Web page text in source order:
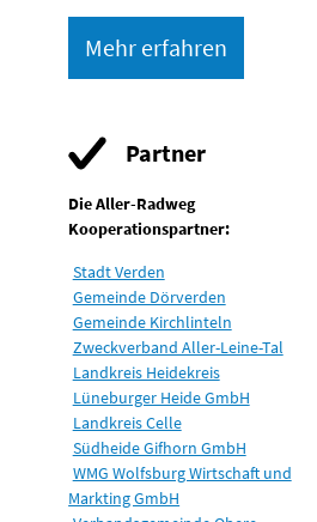
Mehr erfahren
Partner
Die Aller-Radweg
Kooperationspartner:
Stadt Verden
Gemeinde Dörverden
Gemeinde Kirchlinteln
Zweckverband Aller-Leine-Tal
Landkreis Heidekreis
Lüneburger Heide GmbH
Landkreis Celle
Südheide Gifhorn GmbH
WMG Wolfsburg Wirtschaft und
Markting GmbH